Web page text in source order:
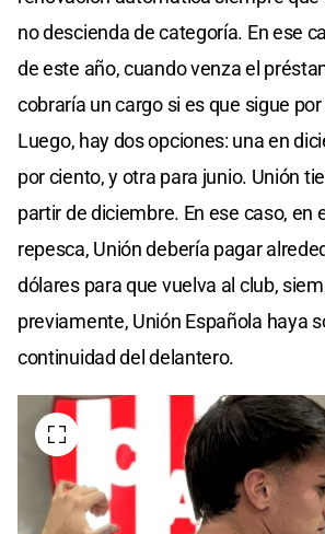
no descienda de categoría. En ese
de este año, cuando venza el
cobraría un cargo si es que sigue
Luego, hay dos opciones: una en
por ciento, y otra para junio. Unión
partir de diciembre. En ese caso, en
repesca, Unión debería pagar
dólares para que vuelva al club,
previamente, Unión Española haya
continuidad del delantero.